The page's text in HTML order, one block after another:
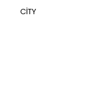
CİTY